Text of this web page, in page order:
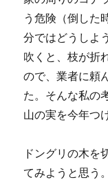
う危険（倒した
分ではどうしよ
吹くと、枝が折
ので、業者に頼
た。そんな私の
山の実を今年つ
ドングリの木を
てみようと思う